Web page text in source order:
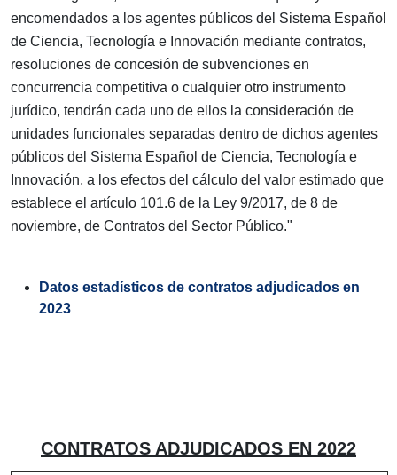
encomendados a los agentes públicos del Sistema Español
de Ciencia, Tecnología e Innovación mediante contratos,
resoluciones de concesión de subvenciones en
concurrencia competitiva o cualquier otro instrumento
jurídico, tendrán cada uno de ellos la consideración de
unidades funcionales separadas dentro de dichos agentes
públicos del Sistema Español de Ciencia, Tecnología e
Innovación, a los efectos del cálculo del valor estimado que
establece el artículo 101.6 de la Ley 9/2017, de 8 de
noviembre, de Contratos del Sector Público."
Datos estadísticos de contratos adjudicados en
2023
CONTRATOS ADJUDICADOS EN 2022